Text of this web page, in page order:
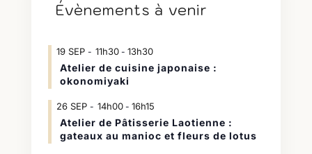
Évènements à venir
19 SEP 11h30- 13h30
Atelier de cuisine japonaise :
okonomiyaki
26 SEP 14h00- 16h15
Atelier de Pâtisserie Laotienne :
gateaux au manioc et fleurs de lotus